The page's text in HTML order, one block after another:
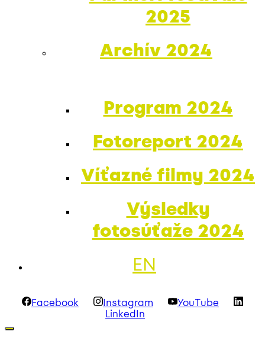
2025
Archív 2024
Program 2024
Fotoreport 2024
Víťazné filmy 2024
Výsledky
fotosúťaže 2024
EN
Facebook Instagram
YouTube
LinkedIn